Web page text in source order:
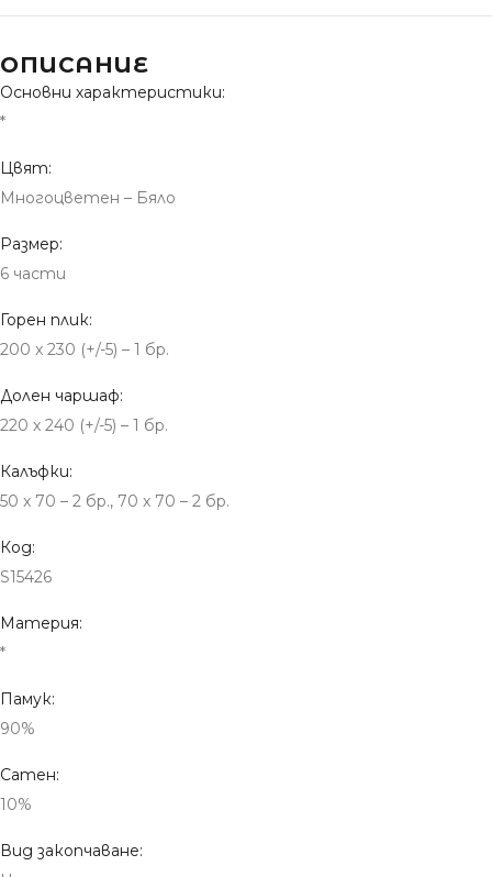
ОПИСАНИЕ
Основни характеристики:
*
Цвят:
Многоцветен – Бяло
Размер:
6 части
Горен плик:
200 x 230 (+/-5) – 1 бр.
Долен чаршаф:
220 x 240 (+/-5) – 1 бр.
Калъфки:
50 x 70 – 2 бр., 70 x 70 – 2 бр.
Код:
S15426
Материя:
*
Памук:
90%
Сатен:
10%
Вид закопчаване: